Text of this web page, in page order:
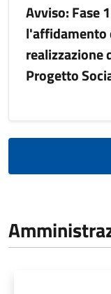
Avviso: Fase
l'affidamento
realizzazione
Progetto